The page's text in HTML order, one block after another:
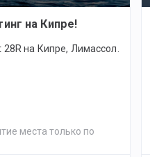
на Кипре!
на Кипре, Лимассол.
места только по